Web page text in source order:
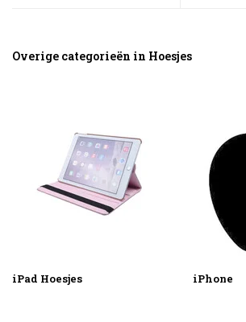
Overige categorieën in Hoesjes
iPad Hoesjes iPhone